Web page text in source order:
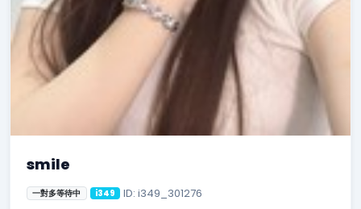
smile
一對多等待中 i349 ID: i349_301276